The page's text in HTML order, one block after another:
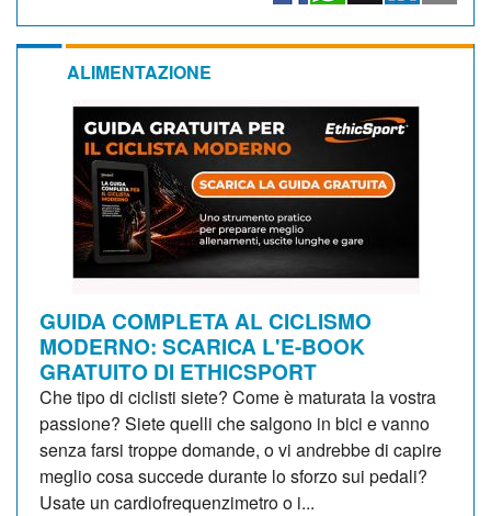
ALIMENTAZIONE
GUIDA COMPLETA AL CICLISMO
MODERNO: SCARICA L'E-BOOK
GRATUITO DI ETHICSPORT
Che tipo di ciclisti siete? Come è maturata la vostra
passione? Siete quelli che salgono in bici e vanno
senza farsi troppe domande, o vi andrebbe di capire
meglio cosa succede durante lo sforzo sui pedali?
Usate un cardiofrequenzimetro o i...